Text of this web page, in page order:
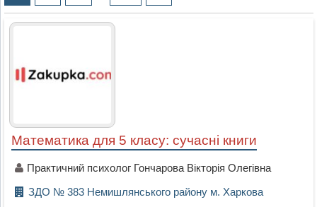
Математика для 5 класу: сучасні книги
Практичний психолог Гончарова Вікторія Олегівна
ЗДО № 383 Немишлянського району м. Харкова